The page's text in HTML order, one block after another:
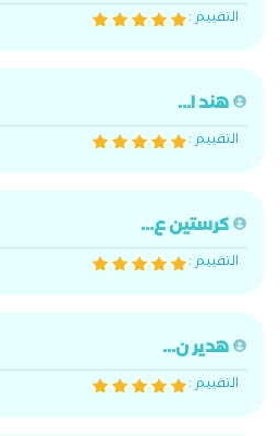
التقييم :
هند ا...
التقييم :
كرستين ع...
التقييم :
هدير ن...
التقييم :